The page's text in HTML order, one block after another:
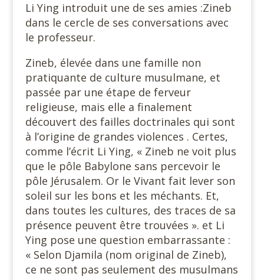
Li Ying introduit une de ses amies :Zineb
dans le cercle de ses conversations avec
le professeur.
Zineb, élevée dans une famille non
pratiquante de culture musulmane, et
passée par une étape de ferveur
religieuse, mais elle a finalement
découvert des failles doctrinales qui sont
à l’origine de grandes violences . Certes,
comme l’écrit Li Ying, « Zineb ne voit plus
que le pôle Babylone sans percevoir le
pôle Jérusalem. Or le Vivant fait lever son
soleil sur les bons et les méchants. Et,
dans toutes les cultures, des traces de sa
présence peuvent être trouvées ». et Li
Ying pose une question embarrassante :
« Selon Djamila (nom original de Zineb),
ce ne sont pas seulement des musulmans